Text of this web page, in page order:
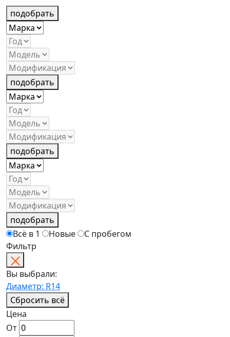
подобрать
подобрать
подобрать
подобрать
Всё в 1
Новые
С пробегом
Фильтр
Вы выбрали:
Диаметр: R14
Сбросить всё
Цена
От